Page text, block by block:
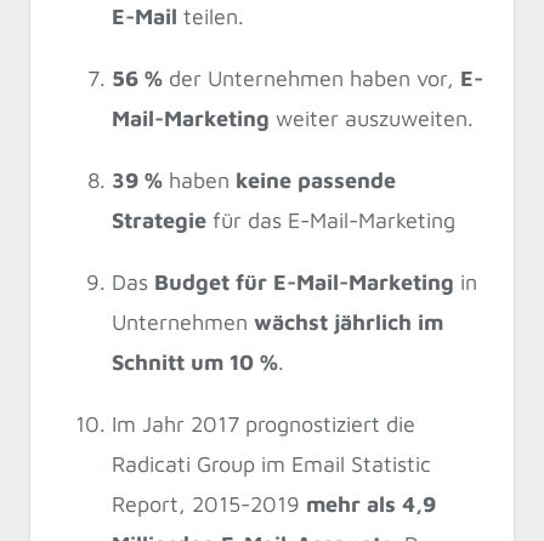
E-Mail teilen.
56 % der Unternehmen haben vor, E-
Mail-Marketing weiter auszuweiten.
39 % haben keine passende
Strategie für das E-Mail-Marketing
Das Budget für E-Mail-Marketing in
Unternehmen wächst jährlich im
Schnitt um 10 %.
Im Jahr 2017 prognostiziert die
Radicati Group im Email Statistic
Report, 2015-2019 mehr als 4,9